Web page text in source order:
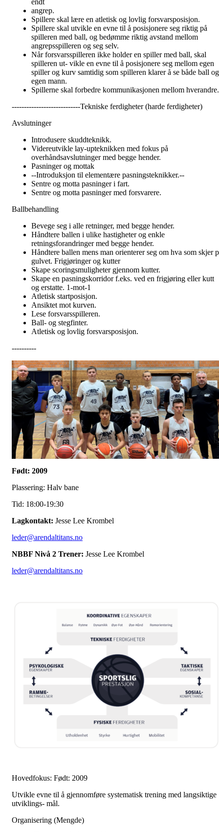
endt
angrep.
Spillere skal lære en atletisk og lovlig forsvarsposisjon.
Spillere skal utvikle en evne til å posisjonere seg riktig på
spilleren med ball, og bedømme riktig avstand mellom
angrepsspilleren og seg selv.
Når forsvarsspilleren ikke holder en spiller med ball, skal
spilleren ut- vikle en evne til å posisjonere seg mellom egen
spiller og kurv samtidig som spilleren klarer å se både ball og
egen mann.
Spillerne skal forbedre kommunikasjonen mellom hverandre.
----------------------------Tekniske ferdigheter (harde ferdigheter)
Avslutninger
Introdusere skuddteknikk.
Videreutvikle lay-upteknikken med fokus på
overhåndsavslutninger med begge hender.
Pasninger og mottak
--Introduksjon til elementære pasningsteknikker.--
Sentre og motta pasninger i fart.
Sentre og motta pasninger med forsvarere.
Ballbehandling
Bevege seg i alle retninger, med begge hender.
Håndtere ballen i ulike hastigheter og enkle
retningsforandringer med begge hender.
Håndtere ballen mens man orienterer seg om hva som skjer
gulvet. Frigjøringer og kutter
Skape scoringsmuligheter gjennom kutter.
Skape en pasningskorridor f.eks. ved en frigjøring eller kutt
og erstatte. 1-mot-1
Atletisk startposisjon.
Ansiktet mot kurven.
Lese forsvarsspilleren.
Ball- og stegfinter.
Atletisk og lovlig forsvarsposisjon.
----------
Født: 2009
Plassering: Halv bane
Tid: 18:00-19:30
Lagkontakt: Jesse Lee Krombel
leder@arendaltitans.no
NBBF Nivå 2 Trener: Jesse Lee Krombel
leder@arendaltitans.no
Hovedfokus: Født: 2009
Utvikle evne til å gjennomføre systematisk trening med langsiktige
utviklings- mål.
Organisering (Mengde)